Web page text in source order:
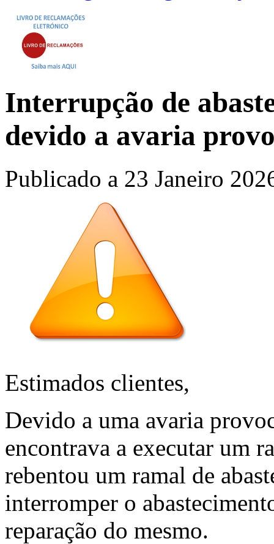
Interrupção de
devido a avaria
Publicado a 23 Janeiro
Estimados clientes,
Devido a uma avaria
encontrava a executar um
rebentou um ramal de
interromper o
reparação do mesmo.